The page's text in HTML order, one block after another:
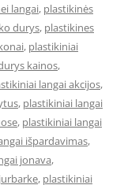
langai, plastikinės
durys, plastikines
, plastikiniai
kainos,
langai akcijos,
, plastikiniai langai
, plastikiniai langai
išpardavimas,
jonava,
, plastikiniai